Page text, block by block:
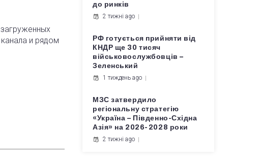
и рядом
до ринків
2 тижні ago
РФ готується прийняти від
КНДР ще 30 тисяч
військовослужбовців –
Зеленський
1 тиждень ago
МЗС затвердило
регіональну стратегію
«Україна – Південно-Східна
Азія» на 2026-2028 роки
2 тижні ago